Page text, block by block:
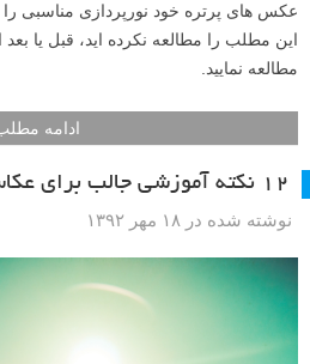
عکس های پرتره خود نورپردازی مناسبی را
این مطلب را مطالعه نکرده اید، قبل یا
مطالعه نمایید.
ادامه
۱۲ نکته آموزشی جالب برای عکاسی زیر نور خورشید
نوشته شده در ۱۸ مهر ۱۳۹۲